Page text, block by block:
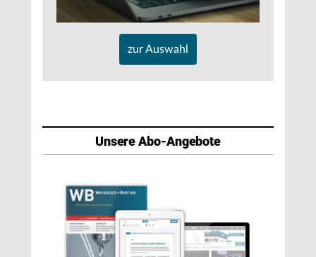
zur Auswahl
Unsere Abo-Angebote